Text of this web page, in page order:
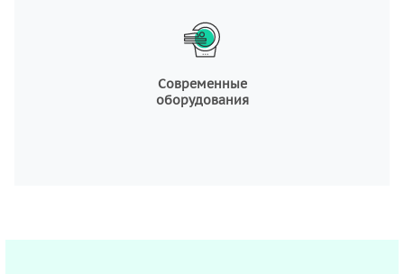
Современные
оборудования